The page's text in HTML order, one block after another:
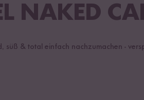
NAKED
süß & total einfach nachzumachen -